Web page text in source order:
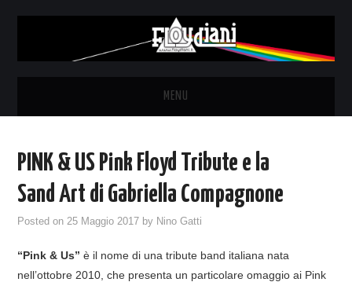
MENU
THE LUNATICS
SYD BARRETT – ALLE SOGLIE
PINK & US Pink Floyd Tribute e la
Sand Art di Gabriella Compagnone
Posted on25 Maggio 2017 by Nino Gatti
“Pink & Us” è il nome di una tribute band italiana nata
nell’ottobre 2010, che presenta un particolare omaggio ai Pink